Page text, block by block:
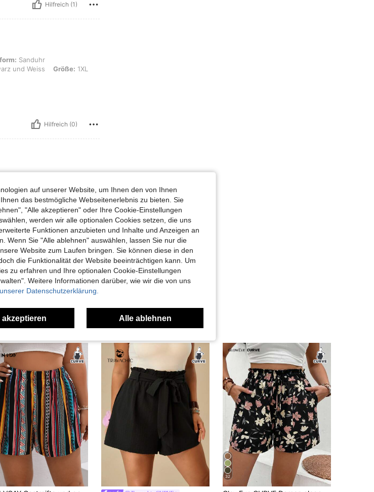
Hilfreich (1)
100 cm / 39.4 in, Taille: 96 cm / 38 in, Hüften: 136 cm / 54 in, Farbe: Schwarz und Weiss, Größe: 1XL
Sanduhr
und Weiss Größe: 1XL
Hilfreich (0)
ich wieder bestellen
Hilfreich (0)
32
auf unserer Website, um Ihnen den von Ihnen
das bestmögliche Webseitenerlebnis zu bieten. Sie
"Alle akzeptieren" oder Ihre Cookie-Einstellungen
werden wir alle optionalen Cookies setzen, die uns
Funktionen anzubieten und Inhalte und Anzeigen an
Wenn Sie "Alle ablehnen" auswählen, lassen Sie nur die
Website zum Laufen bringen. Sie können diese in den
die Funktionalität der Website beeinträchtigen kann. Um
zu erfahren und Ihre optionalen Cookie-Einstellungen
Weitere Informationen darüber, wie wir die von uns
Datenschutzerklärung.
akzeptieren Alle ablehnen